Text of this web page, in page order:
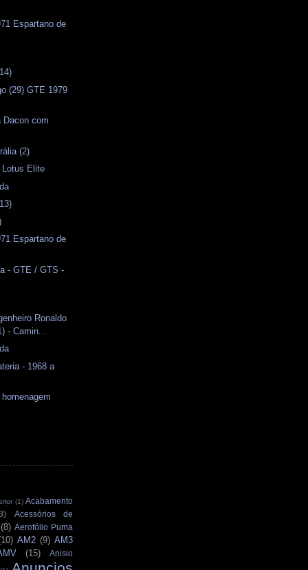
Espartano de
(29) GTE 1979
Dacon com
(2)
Lotus Elite
Espartano de
- GTE / GTS -
Ronaldo
- Camin...
- 1968 a
(1) Acabamento
Acessórios de
(8) Aerofólio Puma
AM2 (9) AM3
(15)
Anisio